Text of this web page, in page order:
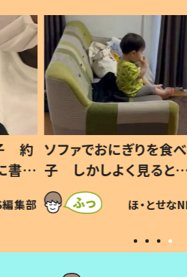
歳息
？」
編集部
小1から不登校、息子
ッド」だった 父が“
作り続ける理由とは #
#令和の子
SNSで話題 ほ・とせ